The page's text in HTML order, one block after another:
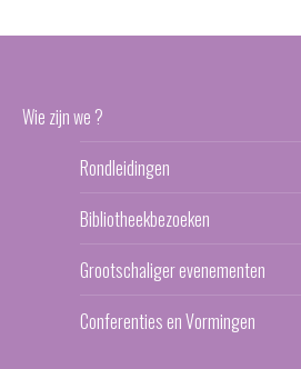
Wie zijn we ?
Rondleidingen
Bibliotheekbezoeken
Grootschaliger evenementen
Conferenties en Vormingen